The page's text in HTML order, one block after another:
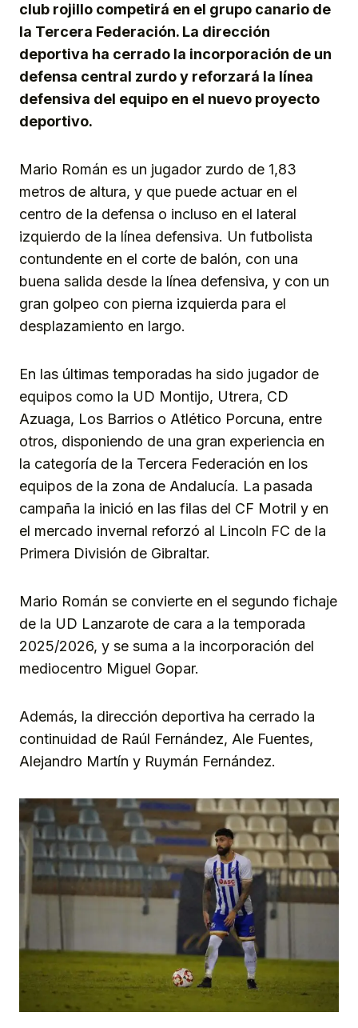
club rojillo competirá en el grupo canario de
la Tercera Federación. La dirección
deportiva ha cerrado la incorporación de un
defensa central zurdo y reforzará la línea
defensiva del equipo en el nuevo proyecto
deportivo.
Mario Román es un jugador zurdo de 1,83
metros de altura, y que puede actuar en el
centro de la defensa o incluso en el lateral
izquierdo de la línea defensiva. Un futbolista
contundente en el corte de balón, con una
buena salida desde la línea defensiva, y con un
gran golpeo con pierna izquierda para el
desplazamiento en largo.
En las últimas temporadas ha sido jugador de
equipos como la UD Montijo, Utrera, CD
Azuaga, Los Barrios o Atlético Porcuna, entre
otros, disponiendo de una gran experiencia en
la categoría de la Tercera Federación en los
equipos de la zona de Andalucía. La pasada
campaña la inició en las filas del CF Motril y en
el mercado invernal reforzó al Lincoln FC de la
Primera División de Gibraltar.
Mario Román se convierte en el segundo fichaje
de la UD Lanzarote de cara a la temporada
2025/2026, y se suma a la incorporación del
mediocentro Miguel Gopar.
Además, la dirección deportiva ha cerrado la
continuidad de Raúl Fernández, Ale Fuentes,
Alejandro Martín y Ruymán Fernández.